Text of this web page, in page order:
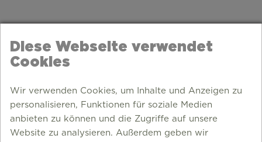
Diese Webseite verwendet
Cookies
Wir verwenden Cookies, um Inhalte und Anzeigen zu
personalisieren, Funktionen für soziale Medien
anbieten zu können und die Zugriffe auf unsere
Website zu analysieren. Außerdem geben wir